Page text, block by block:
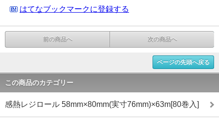
はてなブックマークに登録する
前の商品へ 次の商品へ
ページの先頭へ戻る
この商品のカテゴリー
感熱レジロール 58mm×80mm(実寸76mm)×63m[80巻入]